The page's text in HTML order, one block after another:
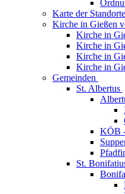
Karte der
Kirche in Gießen
Kirche in
Kirche in
Kirche in
Kirche in
Gemeinden
St. Albertus
KÖB
St.